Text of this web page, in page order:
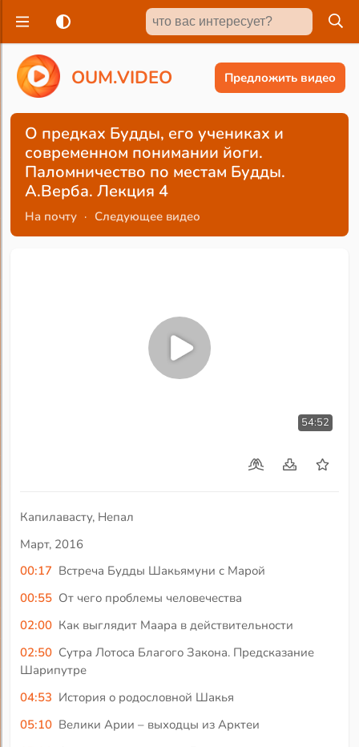
OUM.VIDEO Предложить видео
О предках Будды, его учениках и
современном понимании йоги.
Паломничество по местам Будды.
А.Верба. Лекция 4
На почту · Следующее видео
54:52
Капилавасту, Непал
Март, 2016
00:17 Встреча Будды Шакьямуни с Марой
00:55 От чего проблемы человечества
02:00 Как выглядит Маара в действительности
02:50 Сутра Лотоса Благого Закона. Предсказание
Шарипутре
04:53 История о родословной Шакья
05:10 Велики Арии – выходцы из Арктеи